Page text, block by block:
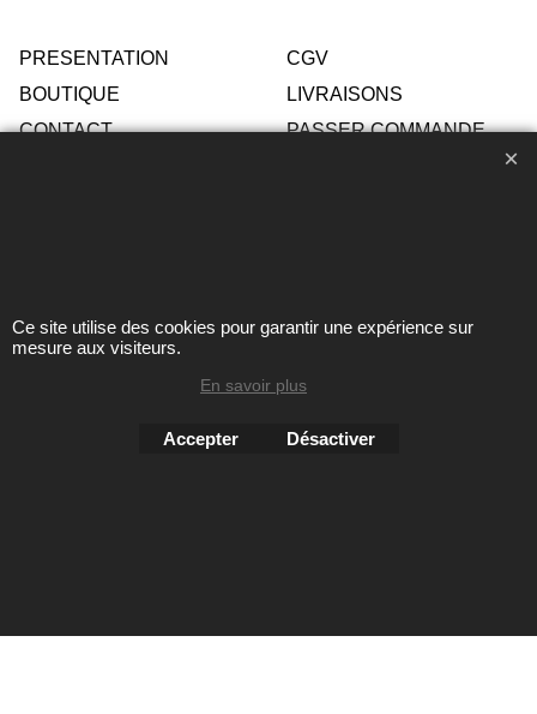
PRESENTATION
BOUTIQUE
CONTACT
CGV
LIVRAISONS
PASSER COMMANDE
Toute reproduction de textes, photos ou autres éléments des
Ce site utilise des cookies pour garantir une expérience sur
mesure aux visiteurs.
En savoir plus
Accepter Désactiver